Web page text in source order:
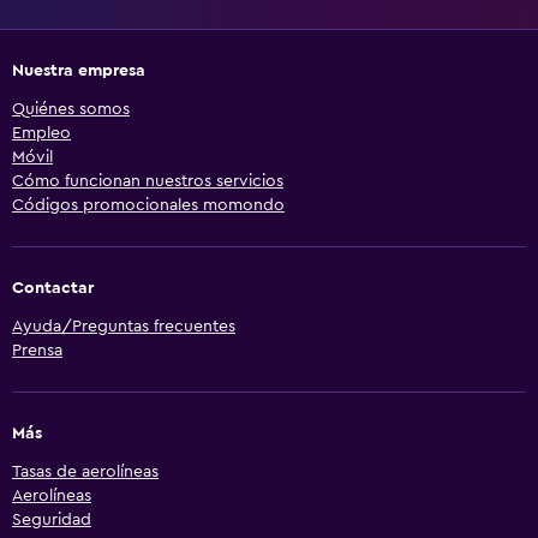
Nuestra empresa
Quiénes somos
Empleo
Móvil
Cómo funcionan nuestros servicios
Códigos promocionales momondo
Contactar
Ayuda/Preguntas frecuentes
Prensa
Más
Tasas de aerolíneas
Aerolíneas
Seguridad